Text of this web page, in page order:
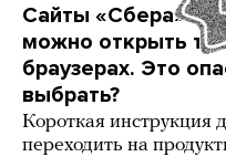
Сайты «Сбера» и
можно открыть
браузерах. Это
выбрать?
Короткая инструкция
переходить на